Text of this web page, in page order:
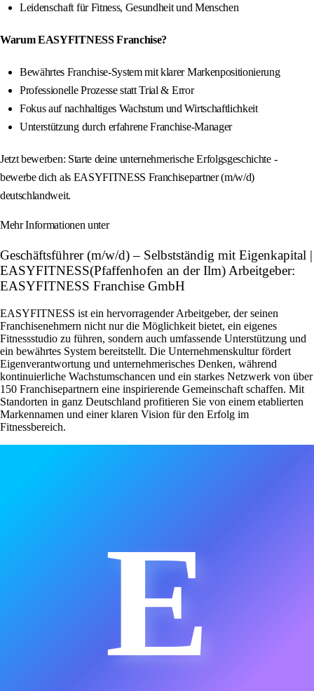
Leidenschaft für Fitness, Gesundheit und Menschen
Warum EASYFITNESS Franchise?
Bewährtes Franchise-System mit klarer Markenpositionierung
Professionelle Prozesse statt Trial & Error
Fokus auf nachhaltiges Wachstum und Wirtschaftlichkeit
Unterstützung durch erfahrene Franchise-Manager
Jetzt bewerben: Starte deine unternehmerische Erfolgsgeschichte -
bewerbe dich als EASYFITNESS Franchisepartner (m/w/d)
deutschlandweit.
Mehr Informationen unter
Geschäftsführer (m/w/d) – Selbstständig mit Eigenkapital |
EASYFITNESS(Pfaffenhofen an der Ilm) Arbeitgeber:
EASYFITNESS Franchise GmbH
EASYFITNESS ist ein hervorragender Arbeitgeber, der seinen
Franchisenehmern nicht nur die Möglichkeit bietet, ein eigenes
Fitnessstudio zu führen, sondern auch umfassende Unterstützung und
ein bewährtes System bereitstellt. Die Unternehmenskultur fördert
Eigenverantwortung und unternehmerisches Denken, während
kontinuierliche Wachstumschancen und ein starkes Netzwerk von über
150 Franchisepartnern eine inspirierende Gemeinschaft schaffen. Mit
Standorten in ganz Deutschland profitieren Sie von einem etablierten
Markennamen und einer klaren Vision für den Erfolg im
Fitnessbereich.
E